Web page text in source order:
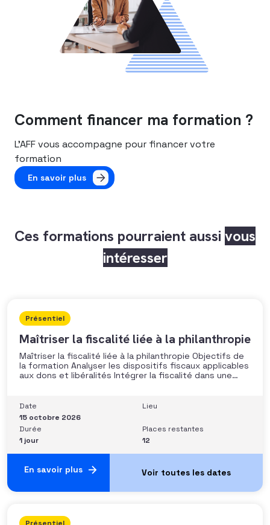
Comment financer ma formation ?
L’AFF vous accompagne pour financer votre
formation
En savoir plus
Ces formations pourraient aussi vous
intéresser
Présentiel
Maîtriser la fiscalité liée à la philanthropie
Maîtriser la fiscalité liée à la philanthropie Objectifs de
la formation Analyser les dispositifs fiscaux applicables
aux dons et libéralités Intégrer la fiscalité dans une
situations nécessitant un arbitrage juridique
Compétences et aptitudes Comprendre les régimes
Date
15 octobre 2026
Lieu
Durée
1 jour
Places restantes
12
En savoir plus
Présentiel